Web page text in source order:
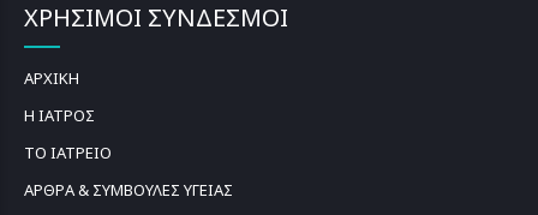
ΧΡΗΣΙΜΟΙ ΣΥΝΔΕΣΜΟΙ
ΑΡΧΙΚΗ
Η ΙΑΤΡΟΣ
ΤΟ ΙΑΤΡΕΙΟ
ΑΡΘΡΑ & ΣΥΜΒΟΥΛΕΣ ΥΓΕΙΑΣ